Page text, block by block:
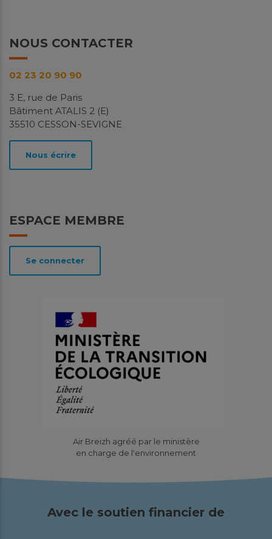
ESPACE MEMBRE
Se connecter
NOUS CONTACTER
02 23 20 90 90
3 E, rue de Paris
Bâtiment ATALIS 2 (E)
35510 CESSON-SEVIGNE
Nous écrire
Air Breizh agréé par le ministère
en charge de l'environnement
Avec le soutien financier de